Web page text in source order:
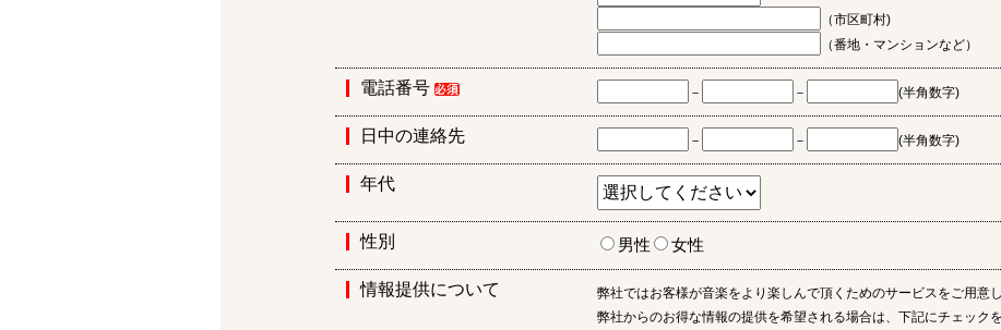
（市区町村)
（番地・マンションなど）
電話番号 － － (半角数字)
日中の連絡先 － － (半角数字)
年代
性別 男性 女性
情報提供について
弊社ではお客様が音楽をより楽しんで頂くためのサービスをご用意し
弊社からのお得な情報の提供を希望される場合は、下記にチェック